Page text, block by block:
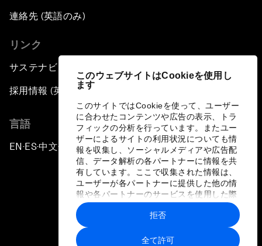
このウェブサイトはCookieを使用し
ます
このサイトではCookieを使って、ユーザー
に合わせたコンテンツや広告の表示、トラ
フィックの分析を行っています。またユー
ザーによるサイトの利用状況についても情
報を収集し、ソーシャルメディアや広告配
信、データ解析の各パートナーに情報を共
有しています。ここで収集された情報は、
ユーザーが各パートナーに提供した他の情
報や各パートナーのサービスを使用した際
に収集された情報と組み合わされ、各パー
トナーによって使用されることがありま
す。
全て許可
拒否
連絡先 (英語のみ)
リンク
サステナビリティへの取り組み
採用情報 (英語のみ)
言語
EN ▪ES▪中文▪ 日本語
プライバシーポリシーと利用規約